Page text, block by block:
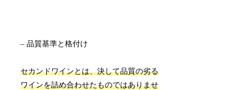
– 品質基準と格付け
セカンドワインとは、決して品質の劣る
ワインを詰め合わせたものではありませ